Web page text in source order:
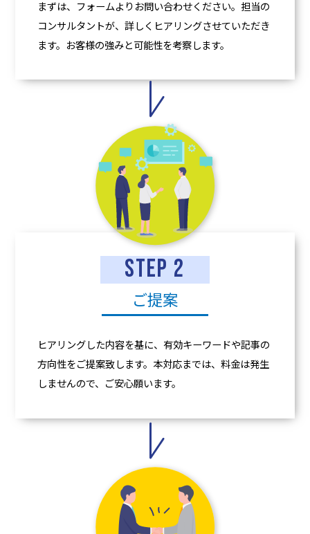
まずは、フォームよりお問い合わせください。担当の
コンサルタントが、詳しくヒアリングさせていただき
ます。お客様の強みと可能性を考察します。
STEP 2
ご提案
ヒアリングした内容を基に、有効キーワードや記事の
方向性をご提案致します。本対応までは、料金は発生
しませんので、ご安心願います。